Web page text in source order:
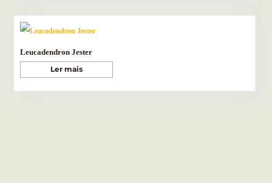
Leucadendron Jester
Ler mais